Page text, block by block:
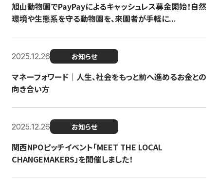
旭山動物園でPayPayによるキャッシュレス募金開始！自然
環境や生態系を守る動物園を、来園者が手軽に...
2025.12.26 お知らせ
マネーフォワード｜人生、社会をもっと前へ進めるお金との
向き合い方
2025.12.26 お知らせ
関西NPOピッチイベント「MEET THE LOCAL
CHANGEMAKERS」を開催しました！